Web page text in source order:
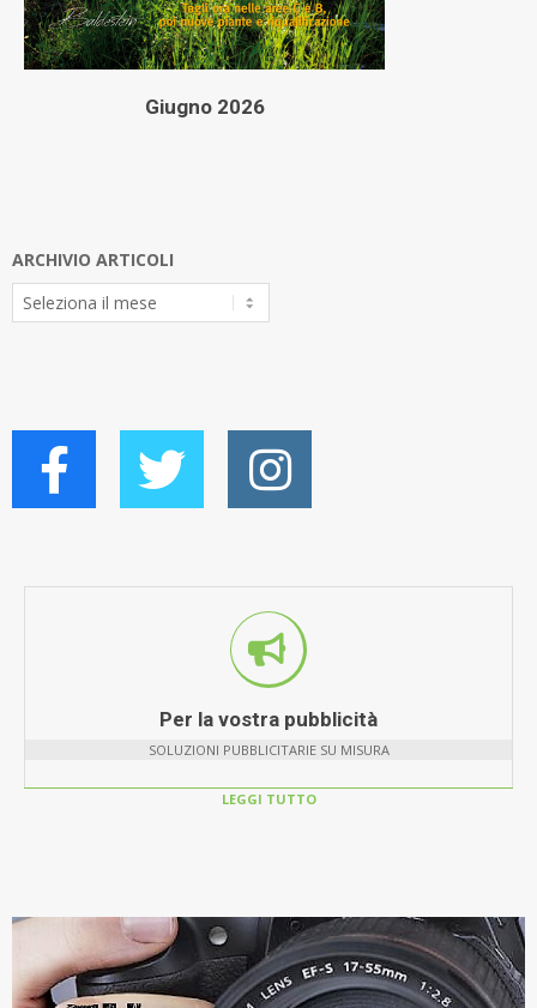
Giugno 2026
ARCHIVIO ARTICOLI
Archivio
Articoli
Per la vostra pubblicità
SOLUZIONI PUBBLICITARIE SU MISURA
LEGGI TUTTO